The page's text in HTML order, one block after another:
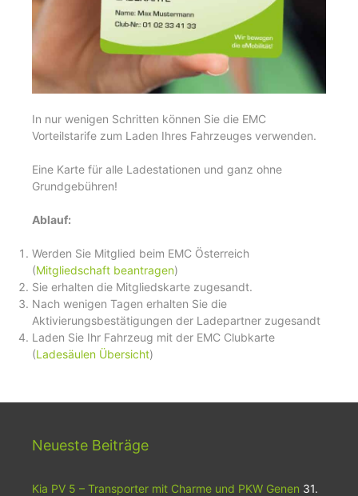
In nur wenigen Schritten können Sie die EMC
Vorteilstarife zum Laden Ihres Fahrzeuges verwenden.
Eine Karte für alle Ladestationen und ganz ohne
Grundgebühren!
Ablauf:
Werden Sie Mitglied beim EMC Österreich
(Mitgliedschaft beantragen)
Sie erhalten die Mitgliedskarte zugesandt.
Nach wenigen Tagen erhalten Sie die
Aktivierungsbestätigungen der Ladepartner zugesandt
Laden Sie Ihr Fahrzeug mit der EMC Clubkarte
(Ladesäulen Übersicht)
Neueste Beiträge
Kia PV 5 – Transporter mit Charme und PKW Genen 31.